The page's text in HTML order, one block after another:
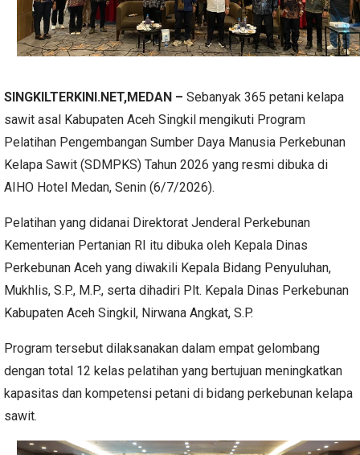
SINGKILTERKINI.NET,MEDAN – Sebanyak 365 petani kelapa
sawit asal Kabupaten Aceh Singkil mengikuti Program
Pelatihan Pengembangan Sumber Daya Manusia Perkebunan
Kelapa Sawit (SDMPKS) Tahun 2026 yang resmi dibuka di
AIHO Hotel Medan, Senin (6/7/2026).
Pelatihan yang didanai Direktorat Jenderal Perkebunan
Kementerian Pertanian RI itu dibuka oleh Kepala Dinas
Perkebunan Aceh yang diwakili Kepala Bidang Penyuluhan,
Mukhlis, S.P., M.P., serta dihadiri Plt. Kepala Dinas Perkebunan
Kabupaten Aceh Singkil, Nirwana Angkat, S.P.
Program tersebut dilaksanakan dalam empat gelombang
dengan total 12 kelas pelatihan yang bertujuan meningkatkan
kapasitas dan kompetensi petani di bidang perkebunan kelapa
sawit.